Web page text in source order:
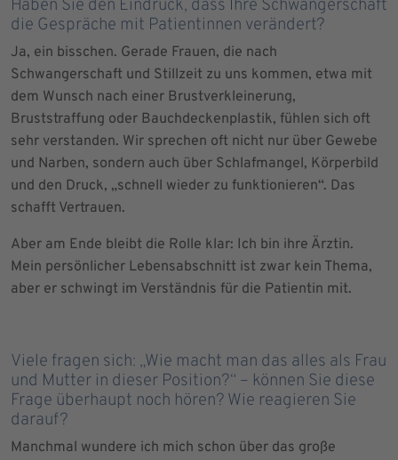
Haben Sie den Eindruck, dass Ihre Schwangerschaft
die Gespräche mit Patientinnen verändert?
Ja, ein bisschen. Gerade Frauen, die nach
Schwangerschaft und Stillzeit zu uns kommen, etwa mit
dem Wunsch nach einer Brustverkleinerung,
Bruststraffung oder Bauchdeckenplastik, fühlen sich oft
sehr verstanden. Wir sprechen oft nicht nur über Gewebe
und Narben, sondern auch über Schlafmangel, Körperbild
und den Druck, „schnell wieder zu funktionieren“. Das
schafft Vertrauen.
Aber am Ende bleibt die Rolle klar: Ich bin ihre Ärztin.
Mein persönlicher Lebensabschnitt ist zwar kein Thema,
aber er schwingt im Verständnis für die Patientin mit.
Viele fragen sich: „Wie macht man das alles als Frau
und Mutter in dieser Position?“ – können Sie diese
Frage überhaupt noch hören? Wie reagieren Sie
darauf?
Manchmal wundere ich mich schon über das große